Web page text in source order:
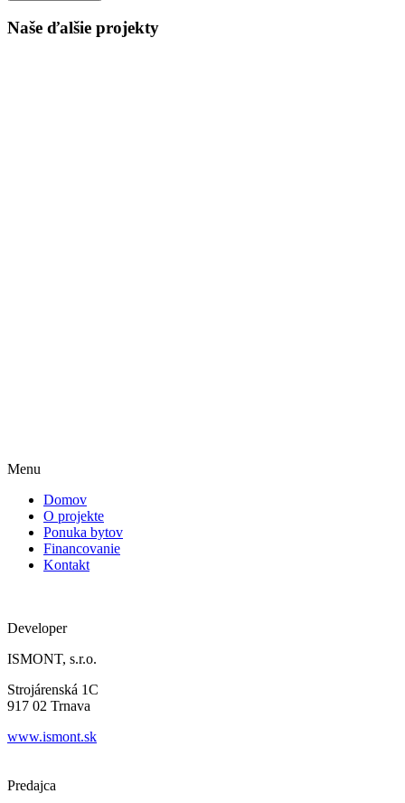
Naše ďalšie projekty
Menu
Domov
O projekte
Ponuka bytov
Financovanie
Kontakt
Developer
ISMONT, s.r.o.
Strojárenská 1C
917 02 Trnava
www.ismont.sk
Predajca